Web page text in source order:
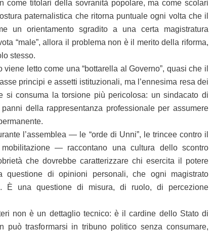
come titolari della sovranità popolare, ma come scolari
paternalistica che ritorna puntuale ogni volta che il
un orientamento sgradito a una certa magistratura
“male”, allora il problema non è il merito della riforma,
stesso.
viene letto come una “bottarella al Governo”, quasi che il
principi e assetti istituzionali, ma l’ennesima resa dei
si consuma la torsione più pericolosa: un sindacato di
della rappresentanza professionale per assumere
l’assemblea — le “orde di Unni”, le trincee contro il
— raccontano una cultura dello scontro
che dovrebbe caratterizzare chi esercita il potere
questione di opinioni personali, che ogni magistrato
È una questione di misura, di ruolo, di percezione
non è un dettaglio tecnico: è il cardine dello Stato di
può trasformarsi in tribuno politico senza consumare,